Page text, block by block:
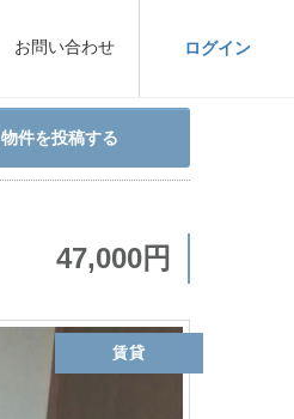
ログイン
お問い合わせ
物件を投稿する
47,000円
賃貸